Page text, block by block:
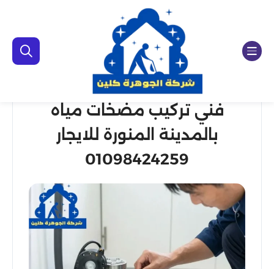
فني تركيب مضخات مياه
بالمدينة المنورة للايجار
01098424259